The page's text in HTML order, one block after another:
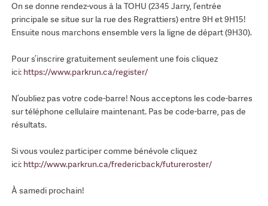
On se donne rendez-vous à la TOHU (2345 Jarry, l’entrée
principale se situe sur la rue des Regrattiers) entre 9H et 9H15!
Ensuite nous marchons ensemble vers la ligne de départ (9H30).
Pour s’inscrire gratuitement seulement une fois cliquez
ici: https://www.parkrun.ca/register/
N’oubliez pas votre code-barre! Nous acceptons les code-barres
sur téléphone cellulaire maintenant. Pas be code-barre, pas de
résultats.
Si vous voulez participer comme bénévole cliquez
ici: http://www.parkrun.ca/fredericback/futureroster/
À samedi prochain!